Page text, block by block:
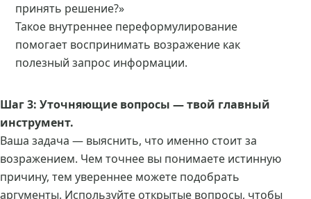
принять решение?»
Такое внутреннее переформулирование
помогает воспринимать возражение как
полезный запрос информации.
Шаг 3: Уточняющие вопросы — твой главный
инструмент.
Ваша задача — выяснить, что именно стоит за
возражением. Чем точнее вы понимаете истинную
причину, тем увереннее можете подобрать
аргументы. Используйте открытые вопросы, чтобы